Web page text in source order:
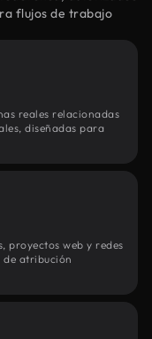
flujos de trabajo
reales relacionadas
diseñadas para
proyectos web y redes
de atribución